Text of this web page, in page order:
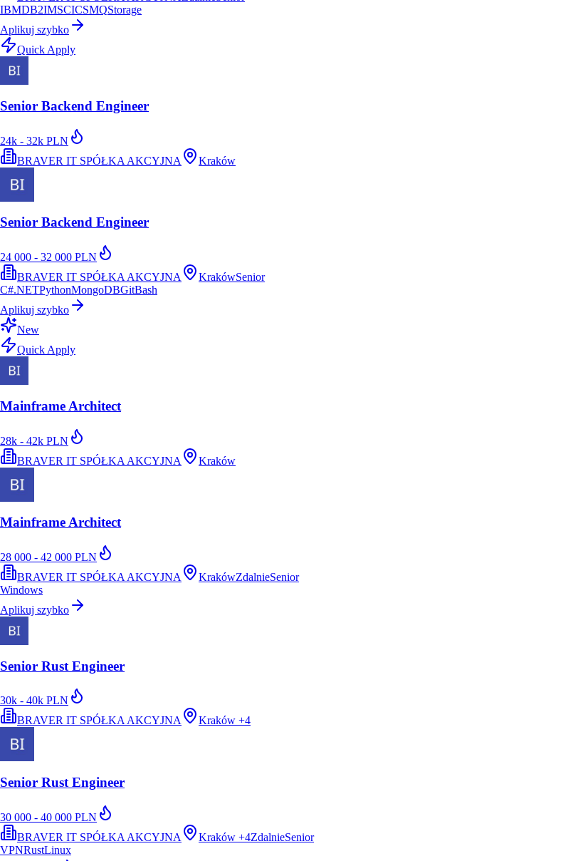
IBMDB2IMSCICSMQStorage
Aplikuj szybko
Quick Apply
Senior Backend Engineer
24k - 32k PLN
BRAVER IT SPÓŁKA AKCYJNA
Kraków
Senior Backend Engineer
24 000 - 32 000 PLN
BRAVER IT SPÓŁKA AKCYJNA
KrakówSenior
C#.NETPythonMongoDBGitBash
Aplikuj szybko
New
Quick Apply
Mainframe Architect
28k - 42k PLN
BRAVER IT SPÓŁKA AKCYJNA
Kraków
Mainframe Architect
28 000 - 42 000 PLN
BRAVER IT SPÓŁKA AKCYJNA
KrakówZdalnieSenior
Windows
Aplikuj szybko
Senior Rust Engineer
30k - 40k PLN
BRAVER IT SPÓŁKA AKCYJNA
Kraków +4
Senior Rust Engineer
30 000 - 40 000 PLN
BRAVER IT SPÓŁKA AKCYJNA
Kraków +4ZdalnieSenior
VPNRustLinux